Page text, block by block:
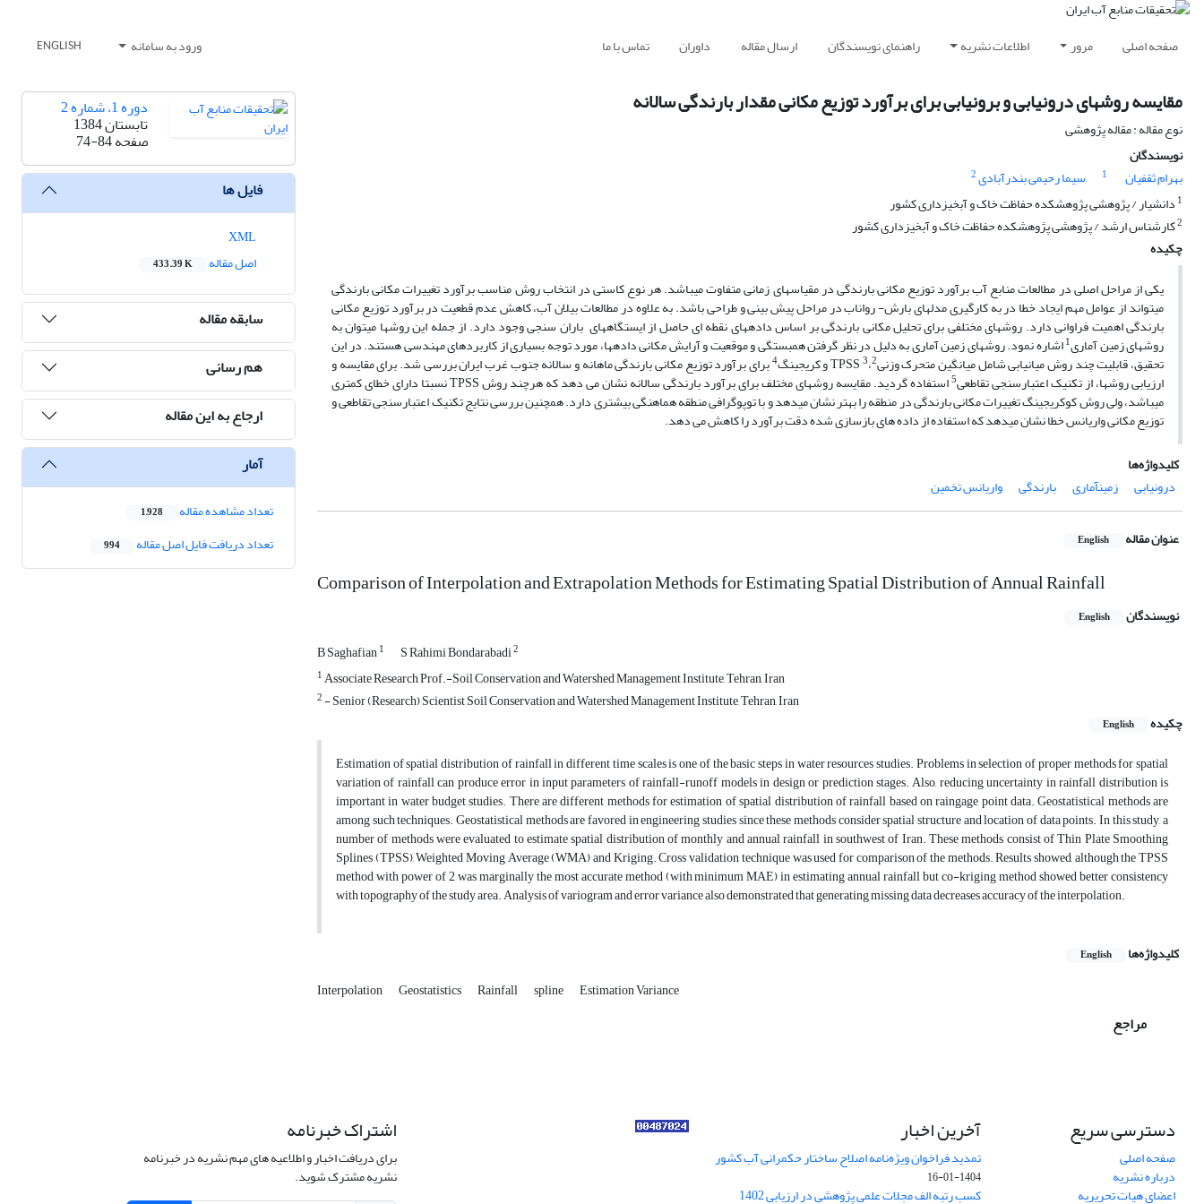
صفحه اصلی مرور اطلاعات نشریه راهنمای نویسندگان ارسال مقاله داوران تماس با ما ورود به سامانه ENGLISH
مقایسه روشهای درونیابی و برونیابی برای برآورد توزیع مکانی مقدار بارندگی سالانه
نوع مقاله : مقاله پژوهشی
نویسندگان
بهرام ثقفیان
1 سیما رحیمی بندرآبادی2
1 دانشیار / پژوهشی پژوهشکده حفاظت خاک و آبخیزداری کشور
2کارشناس ارشد / پژوهشی پژوهشکده حفاظت خاک و آبخیزداری کشور
چکیده
یکی از مراحل اصلی در مطالعات منابع آب برآورد توزیع مکانی بارندگی در مقیاس‏های زمانی متفاوت می‏باشد. هر نوع کاستی در انتخاب روش مناسب برآورد تغییرات مکانی بارندگی
می‏تواند از عوامل مهم ایجاد خطا در به کارگیری مدل‏های بارش- رواناب در مراحل پیش بینی و طراحی باشد. به علاوه در مطالعات بیلان آب، کاهش عدم قطعیت در برآورد توزیع مکانی
بارندگی اهمیت فراوانی دارد. روشهای مختلفی برای تحلیل مکانی بارندگی بر اساس داده‏های نقطه ای حاصل از ایستگاههای باران سنجی وجود دارد. از جمله این روشها می‏توان به
روشهای زمین آماری1اشاره نمود. روشهای زمین آماری به دلیل در نظر گرفتن همبستگی و موقعیت و آرایش مکانی داده‏ها، مورد توجه بسیاری از کاربردهای مهندسی هستند. در این
تحقیق، قابلیت چند روش میانیابی شامل میانگین متحرک وزنی2،TPSS3 و کریجینگ4برای برآورد توزیع مکانی بارندگی ماهانه و سالانه جنوب غرب ایران بررسی شد. برای مقایسه و
ارزیابی روشها، از تکنیک اعتبارسنجی تقاطعی5 استفاده گردید. مقایسه روشهای مختلف برای برآورد بارندگی سالانه نشان می دهد که هرچند روش TPSS نسبتا دارای خطای کمتری
می‏باشد، ولی روش کوکریجینگ تغییرات مکانی بارندگی در منطقه را بهتر نشان می‏دهد و با توپوگرافی منطقه هماهنگی بیشتری دارد. همچنین بررسی نتایج تکنیک اعتبارسنجی تقاطعی و
توزیع مکانی واریانس خطا نشان می‏دهد که استفاده از داده های بازسازی شده دقت برآورد را کاهش می دهد.
کلیدواژه‌ها
درونیابی
زمین‏آماری بارندگی واریانس تخمین
عنوان مقاله English
Comparison of Interpolation and Extrapolation Methods for Estimating Spatial Distribution of Annual Rainfall
نویسندگان English
B Saghafian1 S Rahimi Bondarabadi2
1Associate Research Prof.-Soil Conservation and Watershed Management Institute, Tehran, Iran
2 - Senior (Research) Scientist Soil Conservation and Watershed Management Institute, Tehran, Iran
چکیده
English
Estimation of spatial distribution of rainfall in different time scales is one of the basic steps in water resources studies. Problems in selection of proper methods for spatial
variation of rainfall can produce error in input parameters of rainfall-runoff models in design or prediction stages. Also, reducing uncertainty in rainfall distribution is
important in water budget studies. There are different methods for estimation of spatial distribution of rainfall based on raingage point data. Geostatistical methods are
among such techniques. Geostatistical methods are favored in engineering studies since these methods consider spatial structure and location of data points. In this study, a
number of methods were evaluated to estimate spatial distribution of monthly and annual rainfall in southwest of Iran. These methods consist of Thin Plate Smoothing
Splines (TPSS), Weighted Moving Average (WMA) and Kriging. Cross validation technique was used for comparison of the methods. Results showed, although the TPSS
method with power of 2 was marginally the most accurate method (with minimum MAE) in estimating annual rainfall but co-kriging method showed better consistency
with topography of the study area. Analysis of variogram and error variance also demonstrated that generating missing data decreases accuracy of the interpolation.
کلیدواژه‌ها English
Interpolation Geostatistics Rainfall spline Estimation Variance
مراجع
دوره 1، شماره 2
تابستان 1384
صفحه74-84
فایل ها
اصل مقاله
433.39 K
سابقه مقاله
هم رسانی
ارجاع به این مقاله
آمار
تعداد مشاهده مقاله 1,928
تعداد دریافت فایل اصل مقاله 994
دسترسی سریع
صفحه اصلی
درباره نشریه
اعضای هیات تحریریه
آخرین اخبار
تمدید فراخوان ویژه‌نامه اصلاح ساختار حکمرانی آب کشور
1404-01-16
کسب رتبه الف مجلات علمی پژوهشی در ارزیابی 1402
اشتراک خبرنامه
برای دریافت اخبار و اطلاعیه های مهم نشریه در خبرنامه
نشریه مشترک شوید.